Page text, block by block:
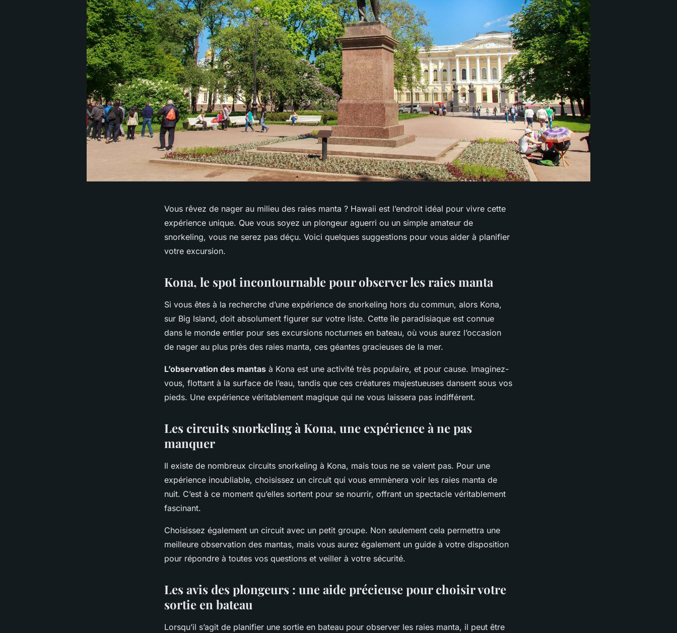
Vous rêvez de nager au milieu des raies manta ? Hawaii est l’endroit idéal pour vivre cette
expérience unique. Que vous soyez un plongeur aguerri ou un simple amateur de
snorkeling, vous ne serez pas déçu. Voici quelques suggestions pour vous aider à planifier
votre excursion.
Kona, le spot incontournable pour observer les raies manta
Si vous êtes à la recherche d’une expérience de snorkeling hors du commun, alors Kona,
sur Big Island, doit absolument figurer sur votre liste. Cette île paradisiaque est connue
dans le monde entier pour ses excursions nocturnes en bateau, où vous aurez l’occasion
de nager au plus près des raies manta, ces géantes gracieuses de la mer.
L’observation des mantas à Kona est une activité très populaire, et pour cause. Imaginez-
vous, flottant à la surface de l’eau, tandis que ces créatures majestueuses dansent sous vos
pieds. Une expérience véritablement magique qui ne vous laissera pas indifférent.
Les circuits snorkeling à Kona, une expérience à ne pas
manquer
Il existe de nombreux circuits snorkeling à Kona, mais tous ne se valent pas. Pour une
expérience inoubliable, choisissez un circuit qui vous emmènera voir les raies manta de
nuit. C’est à ce moment qu’elles sortent pour se nourrir, offrant un spectacle véritablement
fascinant.
Choisissez également un circuit avec un petit groupe. Non seulement cela permettra une
meilleure observation des mantas, mais vous aurez également un guide à votre disposition
pour répondre à toutes vos questions et veiller à votre sécurité.
Les avis des plongeurs : une aide précieuse pour choisir votre
sortie en bateau
Lorsqu’il s’agit de planifier une sortie en bateau pour observer les raies manta, il peut être